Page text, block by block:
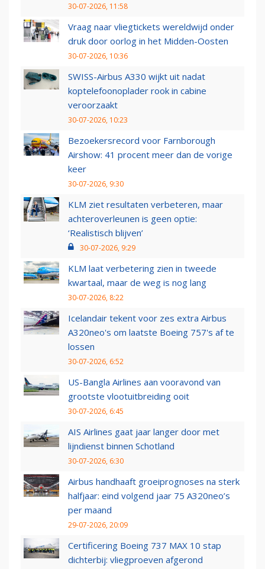
30-07-2026, 11:58
Vraag naar vliegtickets wereldwijd onder
druk door oorlog in het Midden-Oosten
30-07-2026, 10:36
SWISS-Airbus A330 wijkt uit nadat
koptelefoonoplader rook in cabine
veroorzaakt
30-07-2026, 10:23
Bezoekersrecord voor Farnborough
Airshow: 41 procent meer dan de vorige
keer
30-07-2026, 9:30
KLM ziet resultaten verbeteren, maar
achteroverleunen is geen optie:
‘Realistisch blijven’
30-07-2026, 9:29
KLM laat verbetering zien in tweede
kwartaal, maar de weg is nog lang
30-07-2026, 8:22
Icelandair tekent voor zes extra Airbus
A320neo's om laatste Boeing 757's af te
lossen
30-07-2026, 6:52
US-Bangla Airlines aan vooravond van
grootste vlootuitbreiding ooit
30-07-2026, 6:45
AIS Airlines gaat jaar langer door met
lijndienst binnen Schotland
30-07-2026, 6:30
Airbus handhaaft groeiprognoses na sterk
halfjaar: eind volgend jaar 75 A320neo’s
per maand
29-07-2026, 20:09
Certificering Boeing 737 MAX 10 stap
dichterbij: vliegproeven afgerond